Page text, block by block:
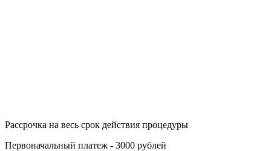
Рассрочка на весь срок действия процедуры
Первоначальный платеж - 3000 рублей